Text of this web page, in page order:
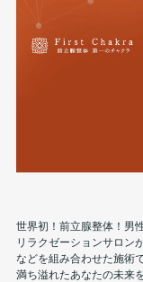
世界初！前立腺整体！男
リラクゼーションサロン
などを組み合わせた施術
満ち溢れたあなたの未来